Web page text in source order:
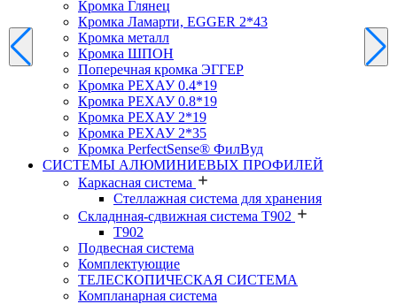
Кромка Глянец
Кромка Ламарти, EGGER 2*43
Кромка металл
Кромка ШПОН
Поперечная кромка ЭГГЕР
Кромка PЕХАУ 0.4*19
Кромка PЕХАУ 0.8*19
Кромка PЕХАУ 2*19
Кромка PЕХАУ 2*35
Кромка PerfectSense® ФилВуд
СИСТЕМЫ АЛЮМИНИЕВЫХ ПРОФИЛЕЙ
Каркасная система
Стеллажная система для хранения
Складнная-сдвижная система Т902
T902
Подвесная система
Комплектующие
ТЕЛЕСКОПИЧЕСКАЯ СИСТЕМА
Компланарная система